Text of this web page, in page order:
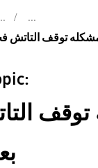
توقف التاتش